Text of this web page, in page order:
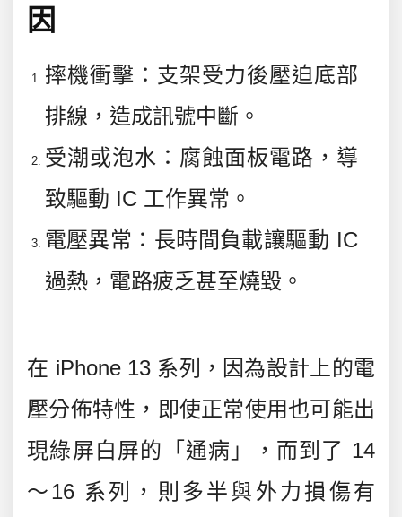
因
摔機衝擊 ：支架受力後壓迫底部
排線，造成訊號中斷。
受潮或泡水 ：腐蝕面板電路，導
致驅動 IC 工作異常。
電壓異常 ：長時間負載讓驅動 IC
過熱，電路疲乏甚至燒毀。
在 iPhone 13 系列，因為設計上的電
壓分佈特性， 即使正常使用也可能出
現綠屏白屏的「通病」
，而到了 14
～16 系列，則多半與外力損傷有